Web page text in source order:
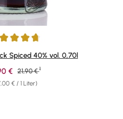
von 4.71 von 5 Sternen
Spiced 40% vol. 0,70l
€ / 1 Liter)
Verkaufspreis:
€ Regulärer Preis:
21,90 € 1